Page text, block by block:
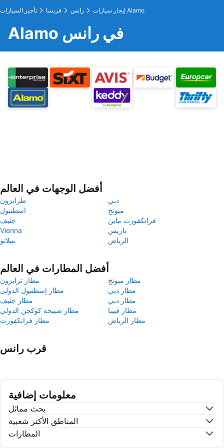
تأجير السيارات فرنسا رانس إيجار سيارات Alamo
Alamo في رانس
أفضل الوجهات في العالم
طرابزون
دبي
اسطنبول
ميونخ
جنيف
فرانكفورت ماين
Vienna
باريس
ميلانو
الرياض
أفضل المطارات في العالم
مطار ترابزون
مطار ميونخ
مطار إسطنبول الدولي
مطار دبي
مطار جنيف
مطار دبي
مطار صبيحة كوكجن الدولي
مطار فيينا
مطار فرانكفورت
مطار الرياض
قرب رانس
معلومات إضافية
بحث مماثل
المناطق الأكتر شعبية
المطارات